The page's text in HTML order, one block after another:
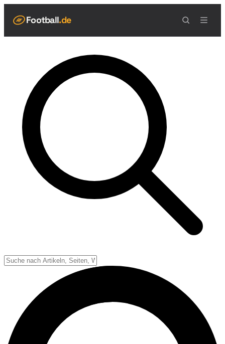
Football.de
Live Scores
Spielplan
Teams
Tabelle
Football Regeln
Punkte & Scoring
Strafen & Fouls
Schiedsrichter